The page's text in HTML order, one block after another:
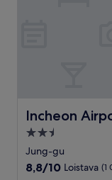
Incheon
Incheon Airport
2.5
tähden
majoituspaikka
Jung-gu
8.8
8,8/10 Loistava (1